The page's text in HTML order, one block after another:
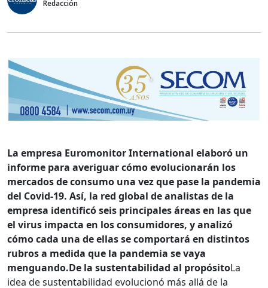
Redacción
La empresa Euromonitor International elaboró un
informe para averiguar cómo evolucionarán los
mercados de consumo una vez que pase la pandemia
del Covid-19. Así, la red global de analistas de la
empresa identificó seis principales áreas en las que
el virus impacta en los consumidores, y analizó
cómo cada una de ellas se comportará en distintos
rubros a medida que la pandemia se vaya
menguando.De la sustentabilidad al propósitoLa
idea de sustentabilidad evolucionó más allá de la